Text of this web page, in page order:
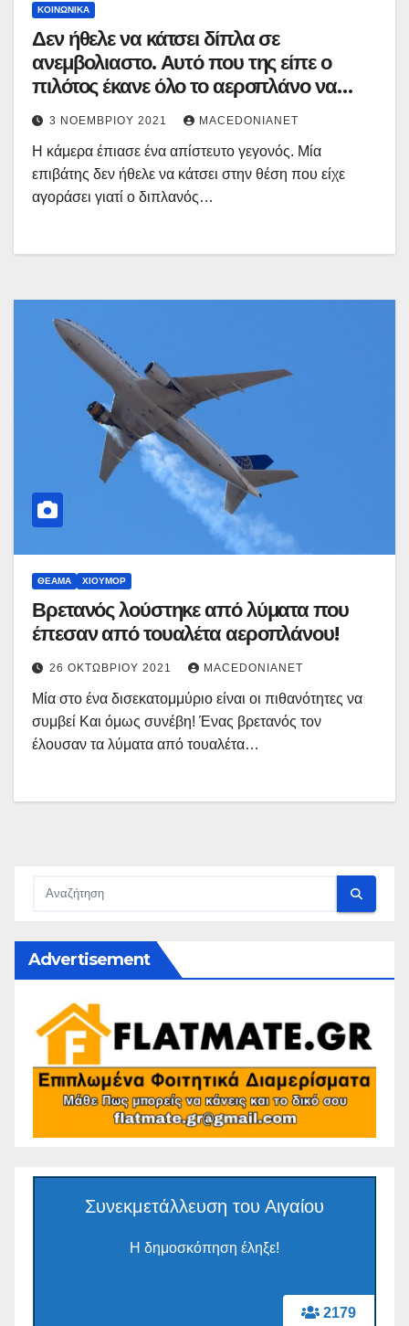
ΚΟΙΝΩΝΙΚΆ
Δεν ήθελε να κάτσει δίπλα σε
ανεμβολιαστο. Αυτό που της είπε ο
πιλότος έκανε όλο το αεροπλάνο να
χειροκροτήσει
3 ΝΟΕΜΒΡΊΟΥ 2021 MACEDONIANET
Η κάμερα έπιασε ένα απίστευτο γεγονός. Μία
επιβάτης δεν ήθελε να κάτσει στην θέση που είχε
αγοράσει γιατί ο διπλανός…
ΘΈΑΜΑ ΧΙΟΎΜΟΡ
Βρετανός λούστηκε από λύματα που
έπεσαν από τουαλέτα αεροπλάνου!
26 ΟΚΤΩΒΡΊΟΥ 2021 MACEDONIANET
Μία στο ένα δισεκατομμύριο είναι οι πιθανότητες να
συμβεί Και όμως συνέβη! Ένας βρετανός τον
έλουσαν τα λύματα από τουαλέτα…
Advertisement
2179
Συνεκμετάλλευση του Αιγαίου
Η δημοσκόπηση έληξε!